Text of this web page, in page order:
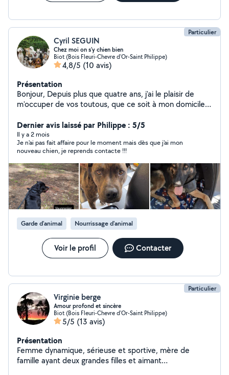
Particulier
Cyril SEGUIN
Chez moi on s'y chien bien
Biot (Bois Fleuri-Chevre d'Or-Saint Philippe)
4,8/5 (10 avis)
Présentation
Bonjour, Depuis plus que quatre ans, j'ai le plaisir de
m'occuper de vos toutous, que ce soit à mon domicile
argentin...), à leur domicile (doberman, berger allemand,
ridgeback, malinois...) ou simplement pour des
promenades (BA, staff, barzoï...). Je me suis surtout
occupé de gros toutous, je me sens plus à l'aise à leurs
côtés. Je suis diplômé ACACED. Je dispose d'un
appartement et d'une grande terrasse sécurisée.
Plusieurs randonnées possibles directement en bas de
chez moi, ombragées et au calme. Calme, de confiance
et sérieux, je me suis toujours adapté aux chiens dont je
me suis occupé, qu'ils soient pantouflards, sportifs ou
réactifs envers les congénères. J'accepte les chiens de
1ère et de 2ème catégorie. Je peux également
facilement me déplacer si besoin. Si vous le voulez,
j'envoie régulièrement des photos et des informations
à me solliciter Diplômé ACACED A+
Dernier avis laissé par Philippe : 5/5
Il y a 2 mois
Je n'ai pas fait affaire pour le moment mais dès que j'ai mon
nouveau chien, je reprends contacte !!!
Garde d’animal Nourrissage d'animal
Voir le profil Contacter
Particulier
Virginie berge
Amour profond et sincère
Biot (Bois Fleuri-Chevre d'Or-Saint Philippe)
5/5 (13 avis)
Présentation
Femme dynamique, sérieuse et sportive, mère de
famille ayant deux grandes filles et aimant